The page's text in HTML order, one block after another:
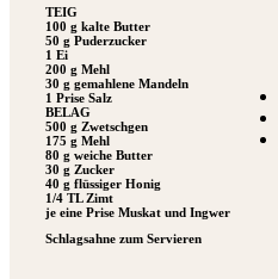
TEIG
100 g kalte Butter
50 g Puderzucker
1 Ei
200 g Mehl
30 g gemahlene Mandeln
1 Prise Salz
BELAG
500 g Zwetschgen
175 g Mehl
80 g weiche Butter
30 g Zucker
40 g flüssiger Honig
1/4 TL Zimt
je eine Prise Muskat und Ingwer
Schlagsahne zum Servieren